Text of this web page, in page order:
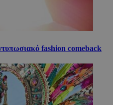
fashion comeback